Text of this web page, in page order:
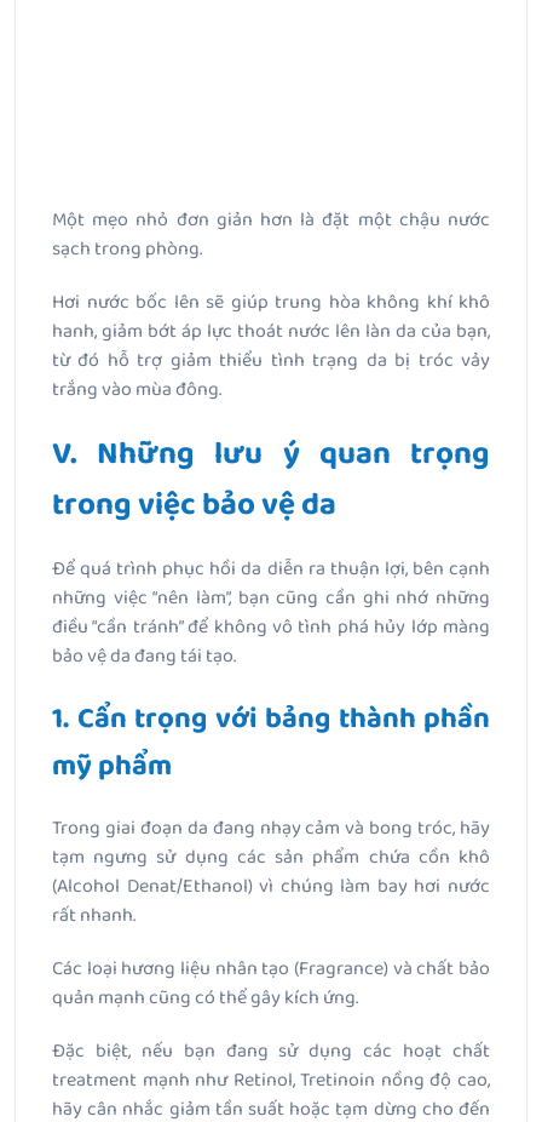
Một mẹo nhỏ đơn giản hơn là đặt một chậu nước
sạch trong phòng.
Hơi nước bốc lên sẽ giúp trung hòa không khí khô
hanh, giảm bớt áp lực thoát nước lên làn da của bạn,
từ đó hỗ trợ giảm thiểu tình trạng da bị tróc vảy
trắng vào mùa đông.
V. Những lưu ý quan trọng
trong việc bảo vệ da
Để quá trình phục hồi da diễn ra thuận lợi, bên cạnh
những việc “nên làm”, bạn cũng cần ghi nhớ những
điều “cần tránh” để không vô tình phá hủy lớp màng
bảo vệ da đang tái tạo.
1. Cẩn trọng với bảng thành phần
mỹ phẩm
Trong giai đoạn da đang nhạy cảm và bong tróc, hãy
tạm ngưng sử dụng các sản phẩm chứa cồn khô
(Alcohol Denat/Ethanol) vì chúng làm bay hơi nước
rất nhanh.
Các loại hương liệu nhân tạo (Fragrance) và chất bảo
quản mạnh cũng có thể gây kích ứng.
Đặc biệt, nếu bạn đang sử dụng các hoạt chất
treatment mạnh như Retinol, Tretinoin nồng độ cao,
hãy cân nhắc giảm tần suất hoặc tạm dừng cho đến